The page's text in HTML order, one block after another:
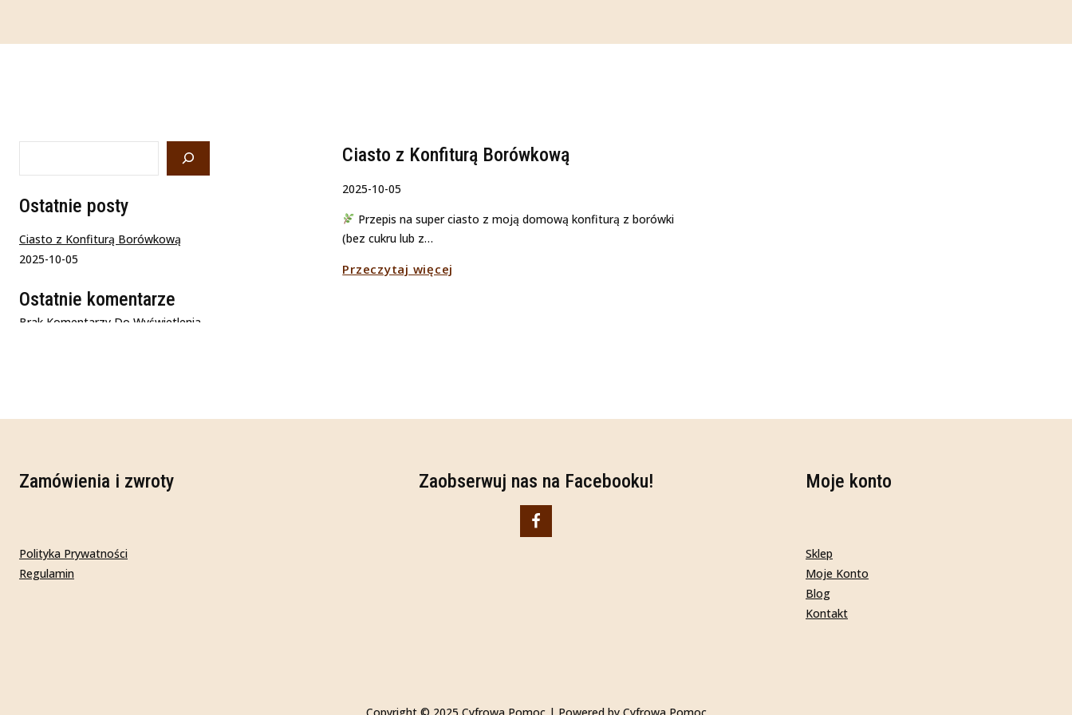
Ciasto z Konfiturą Borówkową
2025-10-05
Przepis na super ciasto z moją domową konfiturą z borówki
(bez cukru lub z…
Przeczytaj więcej
Szukaj
Ostatnie posty
Ciasto z Konfiturą Borówkową
2025-10-05
Ostatnie komentarze
Brak Komentarzy Do Wyświetlenia.
Zamówienia i zwroty
Polityka Prywatności
Regulamin
Zaobserwuj nas na Facebooku! Moje konto
Sklep
Moje Konto
Blog
Kontakt